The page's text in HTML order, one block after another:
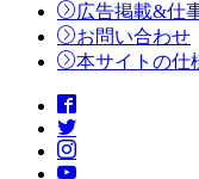
広告掲載&仕
お問い合わせ
本サイトの仕